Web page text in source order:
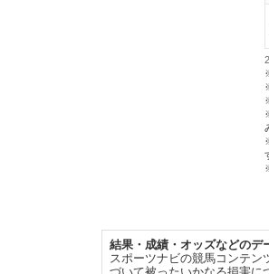
結果・成績・オッズなどのデ
スポーツナビの競馬コンテ